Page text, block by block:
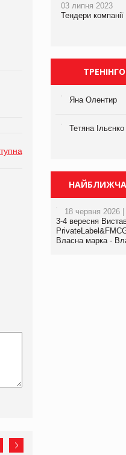
03 липня 2023
Тендери компанії
Яна Олентир
Тетяна Ільєнко
НАЙБЛИЖЧА
18 червня 2026 |
3-4 вересня
Власна марка -